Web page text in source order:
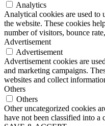
Analytics
Analytical cookies are used to
the website. These cookies
number of visitors, bounce
Advertisement
Advertisement
Advertisement cookies are
and marketing campaigns.
websites and collect
Others
Others
Other uncategorized cookies
have not been classified into a